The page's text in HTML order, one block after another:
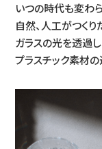
いつの時代も変わ
自然、人工がつく
ガラスの光を透過
プラスチック素材